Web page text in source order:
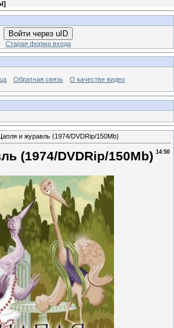
]
Войти через uID
Старая форма входа
Обратная связь О качестве видео
и журавль (1974/DVDRip/150Mb)
14:50
(1974/DVDRip/150Mb)